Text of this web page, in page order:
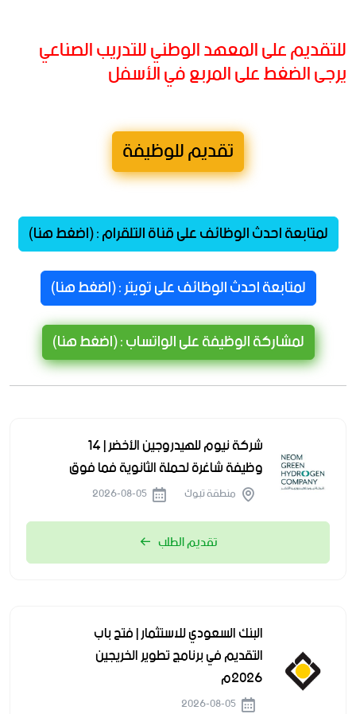
للتقديم على المعهد الوطني للتدريب الصناعي
يرجى الضغط على المربع في الأسفل
تقديم للوظيفة
لمتابعة احدث الوظائف على قناة التلقرام : (اضغط هنا)
لمتابعة احدث الوظائف على تويتر : (اضغط هنا)
لمشاركة الوظيفة على الواتساب : (اضغط هنا)
شركة نيوم للهيدروجين الأخضر | 14
وظيفة شاغرة لحملة الثانوية فما فوق
منطقة تبوك
تقديم الطلب
البنك السعودي للاستثمار | فتح باب
التقديم في برنامج تطوير الخريجين
2026م